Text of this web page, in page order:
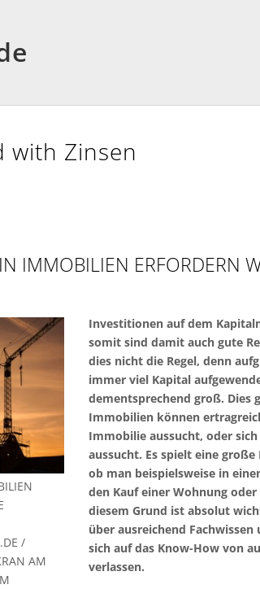
with Zinsen
IMMOBILIEN ERFORDERN
/
AM
Investitionen auf dem
somit sind damit auch gute
dies nicht die Regel, denn
immer viel Kapital
dementsprechend groß.
Immobilien können
Immobilie aussucht, oder
aussucht. Es spielt eine
ob man beispielsweise in
den Kauf einer Wohnung
diesem Grund ist absolut
über ausreichend
sich auf das Know-How von
verlassen.